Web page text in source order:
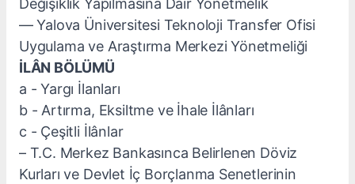
Değişiklik Yapılmasına Dair Yönetmelik
–– Yalova Üniversitesi Teknoloji Transfer Ofisi
Uygulama ve Araştırma Merkezi Yönetmeliği
İLÂN BÖLÜMÜ
a - Yargı İlanları
b - Artırma, Eksiltme ve İhale İlânları
c - Çeşitli İlânlar
– T.C. Merkez Bankasınca Belirlenen Döviz
Kurları ve Devlet İç Borçlanma Senetlerinin